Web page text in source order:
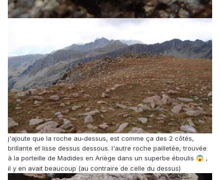
j'ajoute que la roche au-dessus, est comme ça des 2 côtés,
brillante et lisse dessus dessous. l'autre roche pailletée, trouvée
à la porteille de Madides en Ariège dans un superbe éboulis 😱 ,
il y en avait beaucoup (au contraire de celle du dessus)